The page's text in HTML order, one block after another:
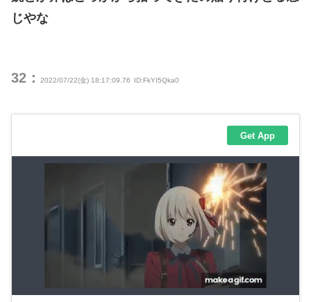
じやな
32： 2022/07/22(金) 18:17:09.76 ID:FkYI5Qka0